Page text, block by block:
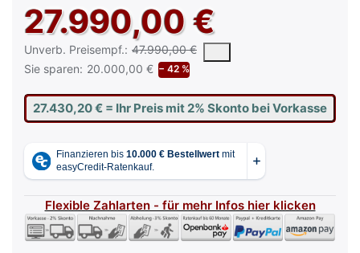
27.990,00 €
Unverb. Preisempf.: 47.990,00 €
Die UVP ist der vorgeschlagene oder empfohlene
Sie sparen: 20.000,00 € − 42 %
27.430,20 € = Ihr Preis mit 2% Skonto bei Vorkasse
Flexible Zahlarten - für mehr Infos hier klicken